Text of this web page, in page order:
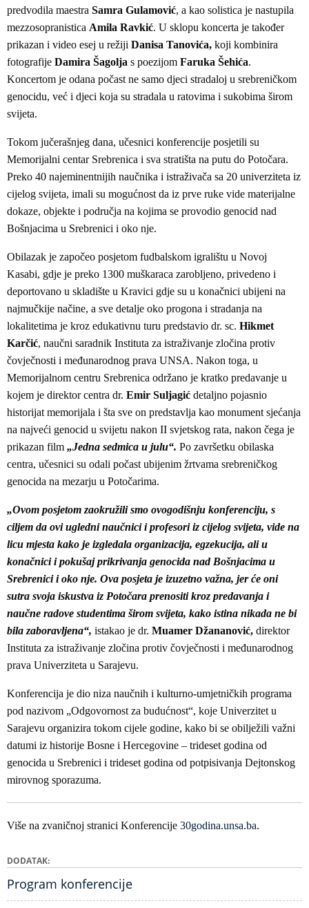
predvodila maestra Samra Gulamović, a kao solistica je nastupila
mezzosopranistica Amila Ravkić. U sklopu koncerta je također
prikazan i video esej u režiji Danisa Tanovića, koji kombinira
fotografije Damira Šagolja s poezijom Faruka Šehića.
Koncertom je odana počast ne samo djeci stradaloj u srebreničkom
genocidu, već i djeci koja su stradala u ratovima i sukobima širom
svijeta.
Tokom jučerašnjeg dana, učesnici konferencije posjetili su
Memorijalni centar Srebrenica i sva stratišta na putu do Potočara.
Preko 40 najeminentnijih naučnika i istraživača sa 20 univerziteta iz
cijelog svijeta, imali su mogućnost da iz prve ruke vide materijalne
dokaze, objekte i područja na kojima se provodio genocid nad
Bošnjacima u Srebrenici i oko nje.
Obilazak je započeo posjetom fudbalskom igralištu u Novoj
Kasabi, gdje je preko 1300 muškaraca zarobljeno, privedeno i
deportovano u skladište u Kravici gdje su u konačnici ubijeni na
najmučkije načine, a sve detalje oko progona i stradanja na
lokalitetima je kroz edukativnu turu predstavio dr. sc. Hikmet
Karčić, naučni saradnik Instituta za istraživanje zločina protiv
čovječnosti i međunarodnog prava UNSA. Nakon toga, u
Memorijalnom centru Srebrenica održano je kratko predavanje u
kojem je direktor centra dr. Emir Suljagić detaljno pojasnio
historijat memorijala i šta sve on predstavlja kao monument sjećanja
na najveći genocid u svijetu nakon II svjetskog rata, nakon čega je
prikazan film „Jedna sedmica u julu“. Po završetku obilaska
centra, učesnici su odali počast ubijenim žrtvama srebreničkog
genocida na mezarju u Potočarima.
„Ovom posjetom zaokružili smo ovogodišnju konferenciju, s
ciljem da ovi ugledni naučnici i profesori iz cijelog svijeta, vide na
licu mjesta kako je izgledala organizacija, egzekucija, ali u
konačnici i pokušaj prikrivanja genocida nad Bošnjacima u
Srebrenici i oko nje. Ova posjeta je izuzetno važna, jer će oni
sutra svoja iskustva iz Potočara prenositi kroz predavanja i
naučne radove studentima širom svijeta, kako istina nikada ne bi
bila zaboravljena“, istakao je dr. Muamer Džananović, direktor
Instituta za istraživanje zločina protiv čovječnosti i međunarodnog
prava Univerziteta u Sarajevu.
Konferencija je dio niza naučnih i kulturno-umjetničkih programa
pod nazivom „Odgovornost za budućnost“, koje Univerzitet u
Sarajevu organizira tokom cijele godine, kako bi se obilježili važni
datumi iz historije Bosne i Hercegovine – trideset godina od
genocida u Srebrenici i trideset godina od potpisivanja Dejtonskog
mirovnog sporazuma.
Više na zvaničnoj stranici Konferencije 30godina.unsa.ba.
DODATAK
Program konferencije